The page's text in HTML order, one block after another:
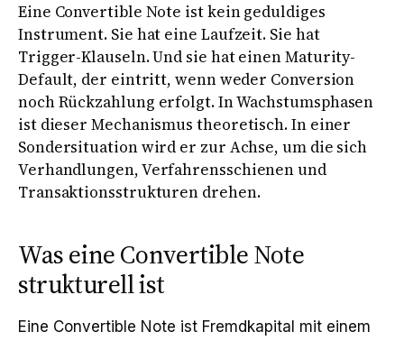
Eine Convertible Note ist kein geduldiges
Instrument. Sie hat eine Laufzeit. Sie hat
Trigger-Klauseln. Und sie hat einen Maturity-
Default, der eintritt, wenn weder Conversion
noch Rückzahlung erfolgt. In Wachstumsphasen
ist dieser Mechanismus theoretisch. In einer
Sondersituationwird er zur Achse, um die sich
Verhandlungen, Verfahrensschienen und
Transaktionsstrukturen drehen.
Was eine Convertible Note
strukturell ist
Eine Convertible Note ist Fremdkapital mit einem